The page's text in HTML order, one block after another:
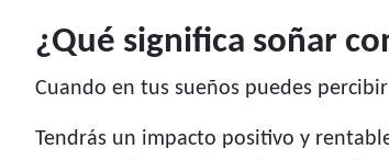
¿Qué significa soñar
Cuando en tus sueños puedes
Tendrás un impacto positivo y